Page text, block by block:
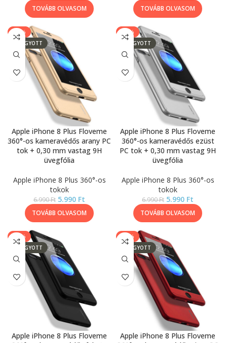
TOVÁBB OLVASOM TOVÁBB OLVASOM
-14%
ELFOGYOTT
Apple iPhone 8 Plus Floveme
360°-os kameravédős arany PC
tok + 0,30 mm vastag 9H
üvegfólia
Apple iPhone 8 Plus 360°-os
tokok
6.990Ft 5.990 Ft
TOVÁBB OLVASOM
-14%
ELFOGYOTT
Apple iPhone 8 Plus Floveme
360°-os kameravédős ezüst
PC tok + 0,30 mm vastag 9H
üvegfólia
Apple iPhone 8 Plus 360°-os
tokok
6.990Ft 5.990 Ft
TOVÁBB OLVASOM
-14%
ELFOGYOTT
Apple iPhone 8 Plus Floveme
-14%
ELFOGYOTT
Apple iPhone 8 Plus Floveme